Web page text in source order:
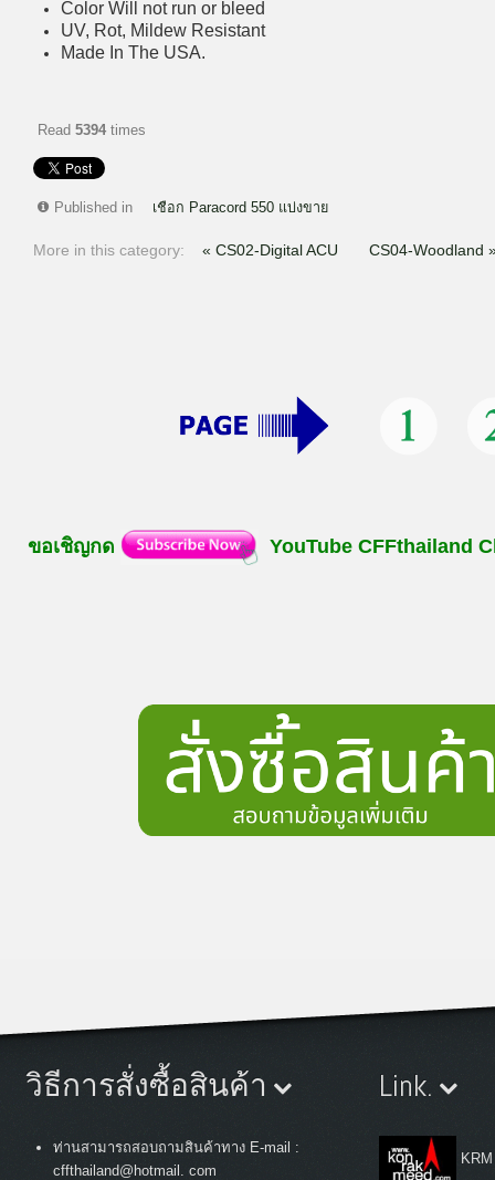
Color Will not run or bleed
UV, Rot, Mildew Resistant
Made In The USA.
Read 5394 times
Published in เชือก Paracord 550 แบ่งขาย
More in this category: « CS02-Digital ACU CS04-Woodland
ขอเชิญกด YouTube CFFthailand
วิธีการสั่งซื้อสินค้า
ท่านสามารถสอบถามสินค้าทาง E-mail :
cffthailand@hotmail. com
Link.
KRM